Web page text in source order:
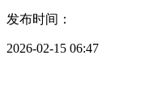
发布时间：
2026-02-15 06:47